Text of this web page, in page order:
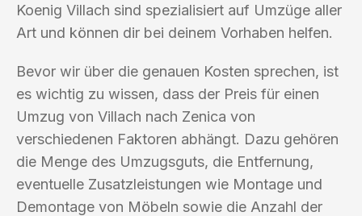
Koenig Villach sind spezialisiert auf Umzüge aller
Art und können dir bei deinem Vorhaben helfen.
Bevor wir über die genauen Kosten sprechen, ist
es wichtig zu wissen, dass der Preis für einen
Umzug von Villach nach Zenica von
verschiedenen Faktoren abhängt. Dazu gehören
die Menge des Umzugsguts, die Entfernung,
eventuelle Zusatzleistungen wie Montage und
Demontage von Möbeln sowie die Anzahl der